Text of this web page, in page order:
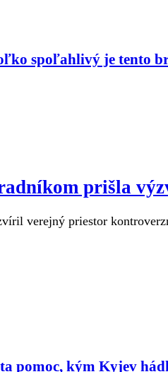
spoľahlivý je tento
prišla
verejný priestor
pomoc, kým Kyjev